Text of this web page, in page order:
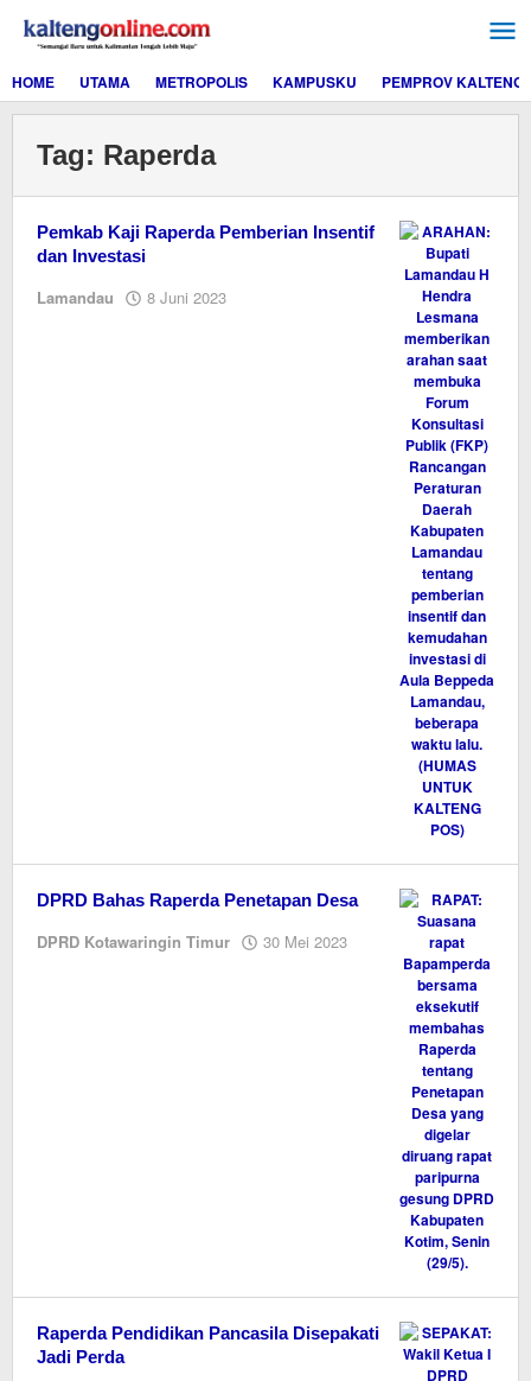
konten
HOME
UTAMA METROPOLIS KAMPUSKU PEMPROV KALTENG
Tag: Raperda
Pemkab Kaji Raperda Pemberian Insentif
dan Investasi
Lamandau 8 Juni 2023
DPRD Bahas Raperda Penetapan Desa
DPRD Kotawaringin Timur 30 Mei 2023
Raperda Pendidikan Pancasila Disepakati
Jadi Perda